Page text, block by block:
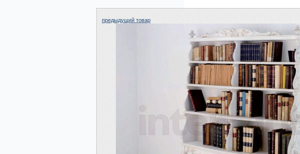
предыдущий товар